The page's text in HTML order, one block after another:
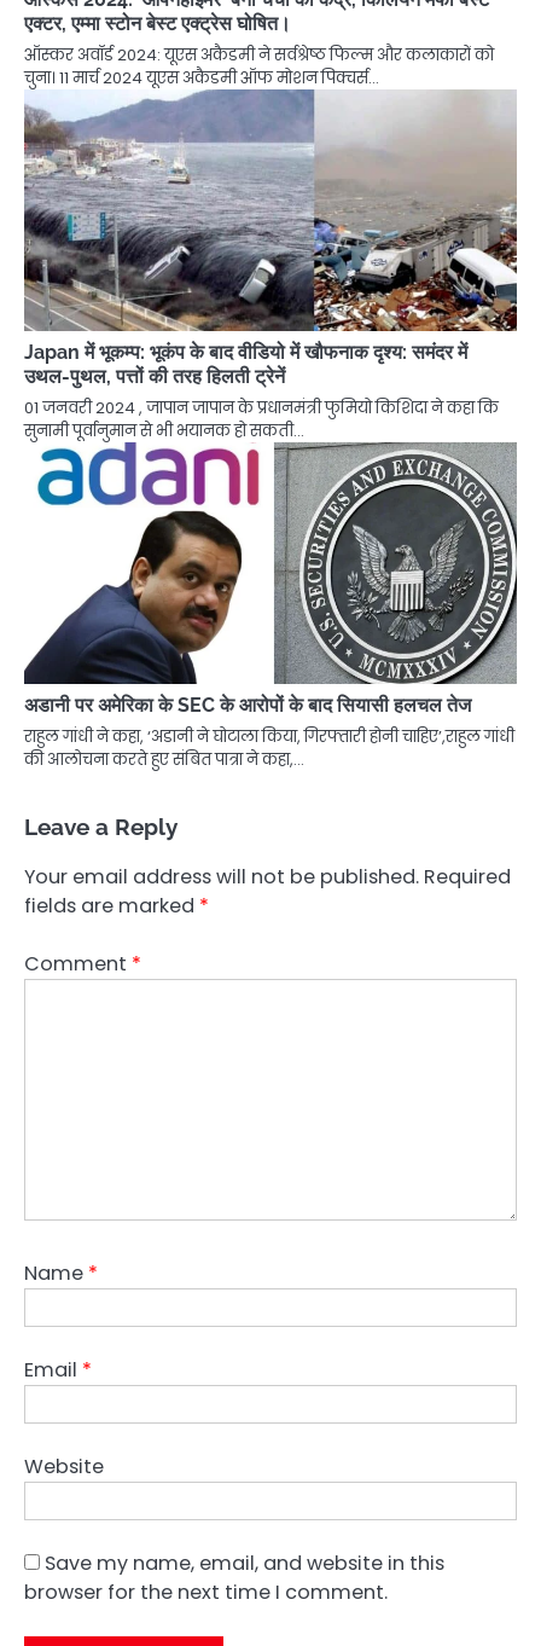
एक्टर, एम्मा स्टोन बेस्ट एक्ट्रेस घोषित।
ऑस्कर अवॉर्ड 2024: यूएस अकैडमी ने सर्वश्रेष्ठ फिल्म और कलाकारों को
चुना। 11 मार्च 2024 यूएस अकैडमी ऑफ मोशन पिक्चर्स…
Japan में भूकम्प: भूकंप के बाद वीडियो में खौफनाक दृश्य: समंदर में
उथल-पुथल, पत्तों की तरह हिलती ट्रेनें
01 जनवरी 2024 , जापान जापान के प्रधानमंत्री फुमियो किशिदा ने कहा कि
सुनामी पूर्वानुमान से भी भयानक हो सकती…
अडानी पर अमेरिका के SEC के आरोपों के बाद सियासी हलचल तेज
राहुल गांधी ने कहा, ‘अडानी ने घोटाला किया, गिरफ्तारी होनी चाहिए’,राहुल गांधी
की आलोचना करते हुए संबित पात्रा ने कहा,…
Leave a Reply
Your email address will not be published. Required
fields are marked *
Comment *
Name *
Email *
Website
Save my name, email, and website in this
browser for the next time I comment.